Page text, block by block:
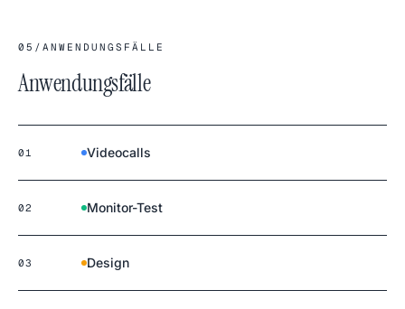
05 / ANWENDUNGSFÄLLE
Anwendungsfälle
01 Videocalls
02 Monitor-Test
03 Design